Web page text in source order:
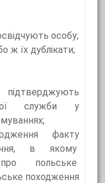
особу;
ж їх дублікати;
служби у
факту
в якому
польське
походження